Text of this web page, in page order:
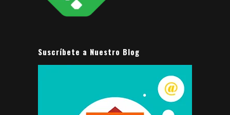
Suscríbete a Nuestro Blog